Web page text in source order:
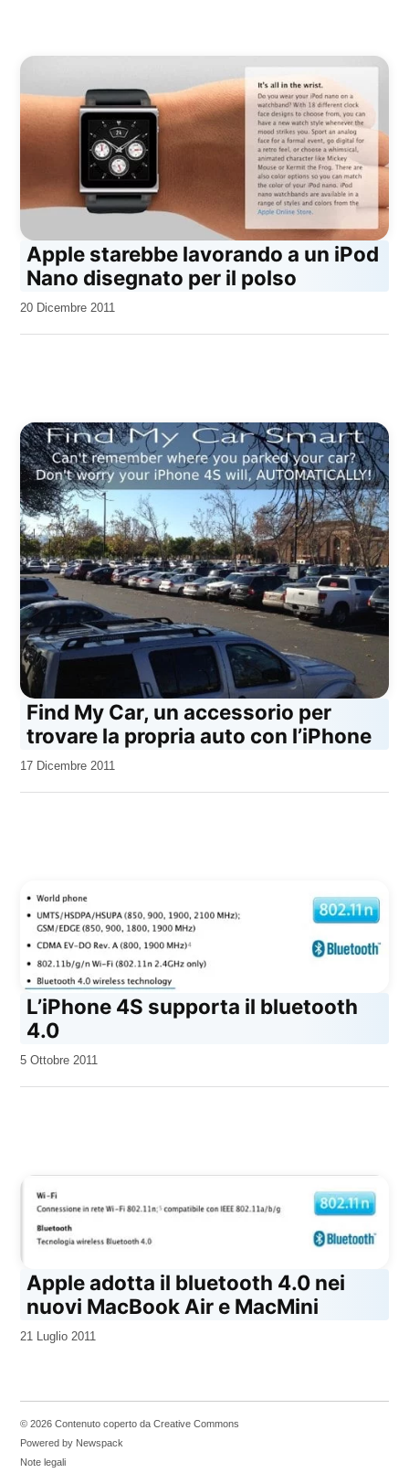
Apple starebbe lavorando a un iPod
Nano disegnato per il polso
da
20 Dicembre 2011
Find My Car, un accessorio per
trovare la propria auto con l’iPhone
da
17 Dicembre 2011
L’iPhone 4S supporta il bluetooth
4.0
da
5 Ottobre 2011
Apple adotta il bluetooth 4.0 nei
nuovi MacBook Air e MacMini
da
21 Luglio 2011
© 2026 Contenuto coperto da Creative Commons
Powered by Newspack
Note legali